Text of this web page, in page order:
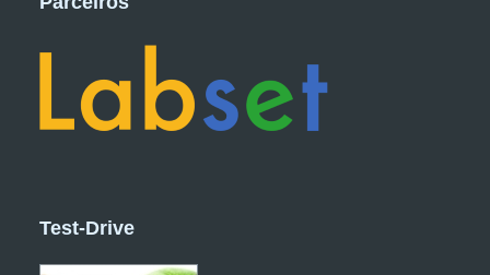
Test-Drive